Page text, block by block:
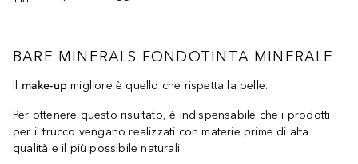
BARE MINERALS FONDOTINTA MINERALE
Il make-up migliore è quello che rispetta la pelle.
Per ottenere questo risultato, è indispensabile che i prodotti
per il trucco vengano realizzati con materie prime di alta
qualità e il più possibile naturali.